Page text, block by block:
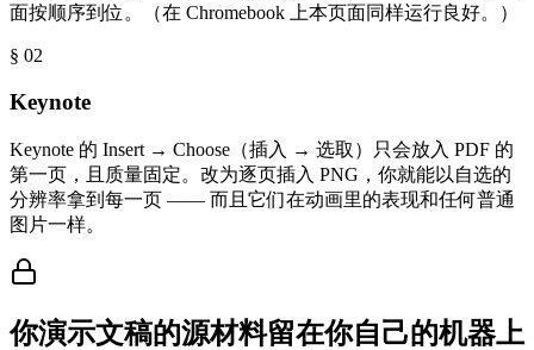
面按顺序到位。（在 Chromebook 上本页面同样运行良好。）
§ 02
Keynote
Keynote 的 Insert → Choose（插入 → 选取）只会放入 PDF 的
第一页，且质量固定。改为逐页插入 PNG，你就能以自选的
分辨率拿到每一页 —— 而且它们在动画里的表现和任何普通
图片一样。
你演示文稿的源材料留在你自己的机器上